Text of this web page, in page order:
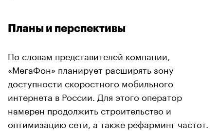
Планы и перспективы
По словам представителей компании,
«МегаФон» планирует расширять зону
доступности скоростного мобильного
интернета в России. Для этого оператор
намерен продолжить строительство и
оптимизацию сети, а также рефарминг частот.